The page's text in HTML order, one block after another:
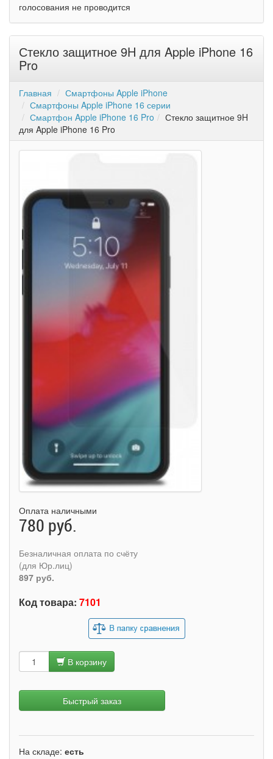
голосования не проводится
Стекло защитное 9H для Apple iPhone 16
Pro
Главная
Смартфоны Apple iPhone
Смартфоны Apple iPhone 16 серии
Смартфон Apple iPhone 16 Pro
Стекло защитное 9H
для Apple iPhone 16 Pro
Оплата наличными
780 руб.
Безналичная оплата по счёту
(для Юр.лиц)
897 руб.
Код товара: 7101
В корзину
Быстрый заказ
На складе: есть